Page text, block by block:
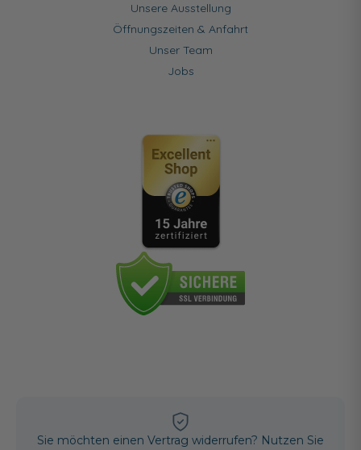
Unsere Ausstellung
Öffnungszeiten & Anfahrt
Unser Team
Jobs
Sie möchten einen Vertrag widerrufen? Nutzen Sie